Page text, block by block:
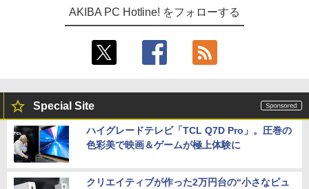
AKIBA PC Hotline! をフォローする
Special Site
ハイグレードテレビ「TCL Q7D Pro」。圧巻の
色彩美で映画＆ゲームが極上体験に
クリエイティブが作った2万円台の“小さなピュ